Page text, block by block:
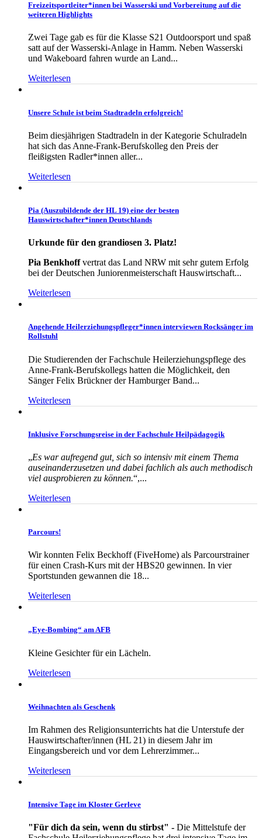
Freizeitsportleiter*innen bei Wasserski und Vorbereitung auf die
weiteren Highlights
Zwei Tage gab es für die Klasse S21 Outdoorsport und spaß
satt auf der Wasserski-Anlage in Hamm. Neben Wasserski
und Wakeboard fahren wurde an Land...
Weiterlesen
Unsere Schule ist beim Stadtradeln erfolgreich!
Beim diesjährigen Stadtradeln in der Kategorie Schulradeln
hat sich das Anne-Frank-Berufskolleg den Preis der
fleißigsten Radler*innen aller...
Weiterlesen
Pia (Auszubildende der HL 19) eine der besten
Hauswirtschafter*innen Deutschlands
Urkunde für den grandiosen 3. Platz!
Pia Benkhoffvertrat das Land NRW mit sehr gutem Erfolg
bei der Deutschen Juniorenmeisterschaft Hauswirtschaft...
Weiterlesen
Angehende Heilerziehungspfleger*innen interviewen Rocksänger im
Rollstuhl
Die Studierenden der Fachschule Heilerziehungspflege des
Anne-Frank-Berufskollegs hatten die Möglichkeit, den
Sänger Felix Brückner der Hamburger Band...
Weiterlesen
Inklusive Forschungsreise in der Fachschule Heilpädagogik
„Es war aufregend gut, sich so intensiv mit einem Thema
auseinanderzusetzen und dabei fachlich als auch methodisch
viel ausprobieren zu können.“,...
Weiterlesen
Parcours!
Wir konnten Felix Beckhoff (FiveHome) als Parcourstrainer
für einen Crash-Kurs mit der HBS20 gewinnen. In vier
Sportstunden gewannen die 18...
Weiterlesen
„Eye-Bombing“ am AFB
Kleine Gesichter für ein Lächeln.
Weiterlesen
Weihnachten als Geschenk
Im Rahmen des Religionsunterrichts hat die Unterstufe der
Hauswirtschafter/innen (HL 21) in diesem Jahr im
Eingangsbereich und vor dem Lehrerzimmer...
Weiterlesen
Intensive Tage im Kloster Gerleve
"Für dich da sein, wenn du stirbst" - Die Mittelstufe der